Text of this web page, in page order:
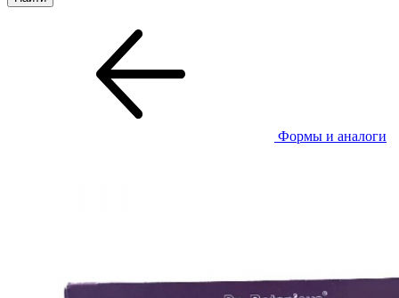
Формы и аналоги